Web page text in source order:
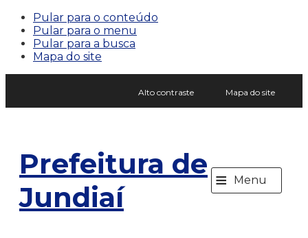
Pular para o conteúdo
Pular para o menu
Pular para a busca
Mapa do site
Alto contraste Mapa do site
Prefeitura de
Jundiaí
≡ Menu